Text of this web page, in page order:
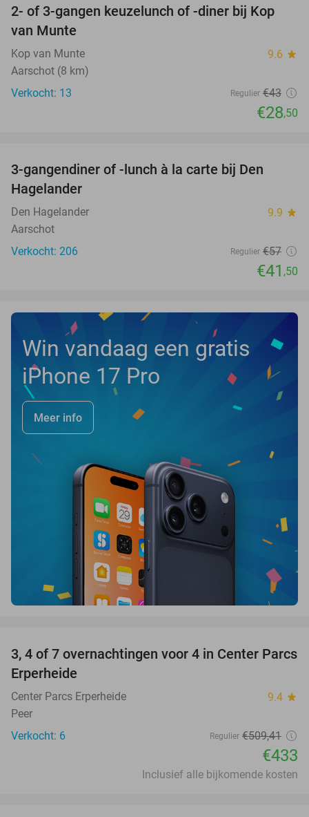
34%
2- of 3-gangen keuzelunch of -diner bij Kop
van Munte
Kop van Munte 9.6 star
Aarschot (8 km)
Verkocht: 13
Regulier €43
€28,50
3-gangendiner of -lunch à la carte bij Den
Hagelander
Den Hagelander 9.9 star
Aarschot
Verkocht: 206
Regulier €57
€41 ,50
Win vandaag een gratis
iPhone 17 Pro
Meer info
15%
3, 4 of 7 overnachtingen voor 4 in Center Parcs
Erperheide
Center Parcs Erperheide 9.4 star
Peer
Verkocht: 6
Regulier €509,41
€433
Inclusief alle bijkomende kosten